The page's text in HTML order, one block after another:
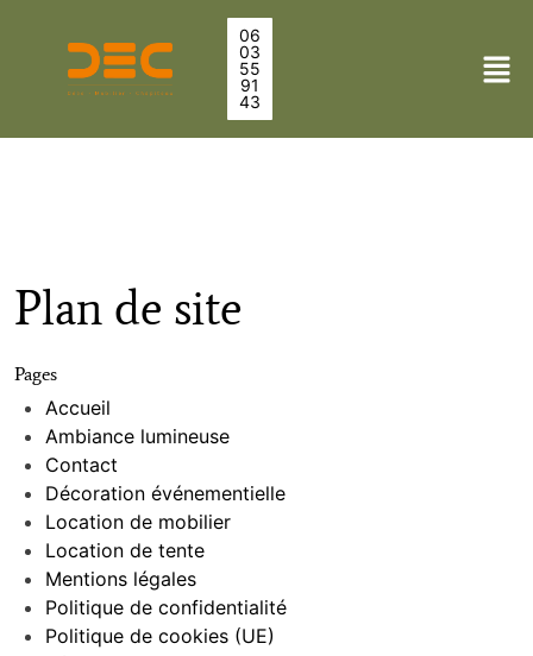
06
03
55
91
43
Plan de site
Pages
Accueil
Ambiance lumineuse
Contact
Décoration événementielle
Location de mobilier
Location de tente
Mentions légales
Politique de confidentialité
Politique de cookies (UE)